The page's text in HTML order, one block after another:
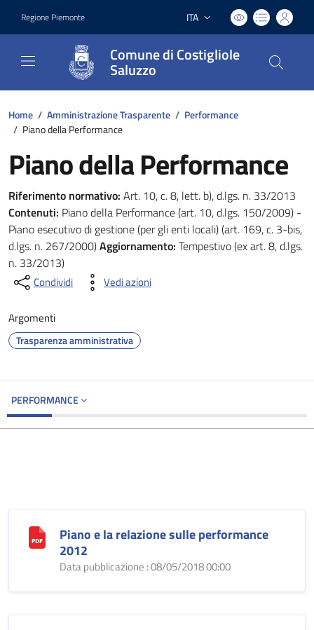
Regione Piemonte Lingua attiva:
ITA
Comune di Costigliole
Saluzzo
Home / Amministrazione Trasparente / Performance
/ Piano della Performance
Piano della Performance
Riferimento normativo: Art. 10, c. 8, lett. b), d.lgs. n. 33/2013
Contenuti: Piano della Performance (art. 10, d.lgs. 150/2009) -
Piano esecutivo di gestione (per gli enti locali) (art. 169, c. 3-bis,
d.lgs. n. 267/2000)Aggiornamento: Tempestivo (ex art. 8, d.lgs.
n. 33/2013)
Condividi Vedi azioni
Argomenti
Trasparenza amministrativa
PERFORMANCE
Piano e la relazione sulle performance
2012
Data pubblicazione : 08/05/2018 00:00